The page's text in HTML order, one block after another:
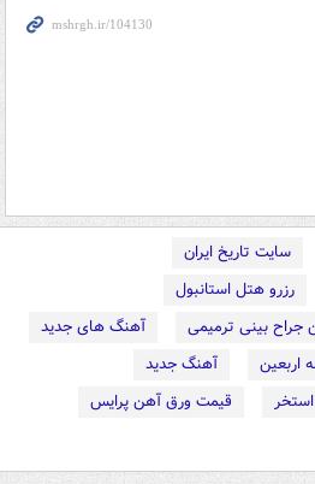
سایت تاریخ ایران
رزرو هتل استانبول
جراح بینی ترمیمی
آهنگ های جدید
اربعین
آهنگ جدید
قیمت ورق آهن پرایس